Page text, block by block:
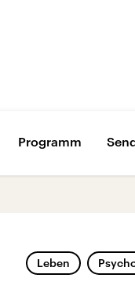
Programm
Leben